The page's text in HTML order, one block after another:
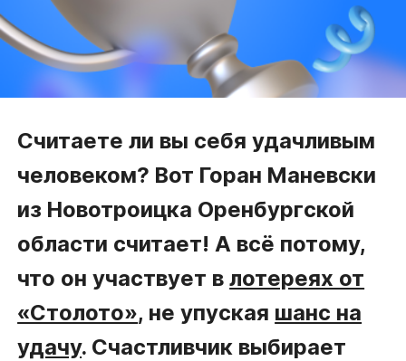
Считаете ли вы себя удачливым
человеком? Вот Горан Маневски
из Новотроицка Оренбургской
области считает! А всё потому,
что он участвует влотереях от
«Столото», не упуская шанс на
удачу. Счастливчик выбирает